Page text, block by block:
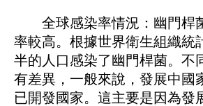
全球感染率情況：幽門桿
率較高。根據世界衛生組織統
半的人口感染了幽門桿菌。不
有差異，一般來說，發展中國
已開發國家。這主要是因為發